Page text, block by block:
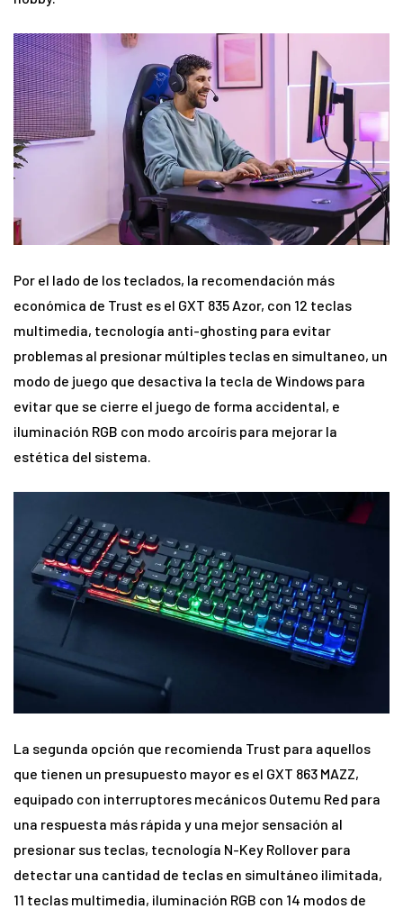
Por el lado de los teclados, la recomendación más
económica de Trust es el GXT 835 Azor, con 12 teclas
multimedia, tecnología anti-ghosting para evitar
problemas al presionar múltiples teclas en simultaneo, un
modo de juego que desactiva la tecla de Windows para
evitar que se cierre el juego de forma accidental, e
iluminación RGB con modo arcoíris para mejorar la
estética del sistema.
La segunda opción que recomienda Trust para aquellos
que tienen un presupuesto mayor es el GXT 863 MAZZ,
equipado con interruptores mecánicos Outemu Red para
una respuesta más rápida y una mejor sensación al
presionar sus teclas, tecnología N-Key Rollover para
detectar una cantidad de teclas en simultáneo ilimitada,
11 teclas multimedia, iluminación RGB con 14 modos de